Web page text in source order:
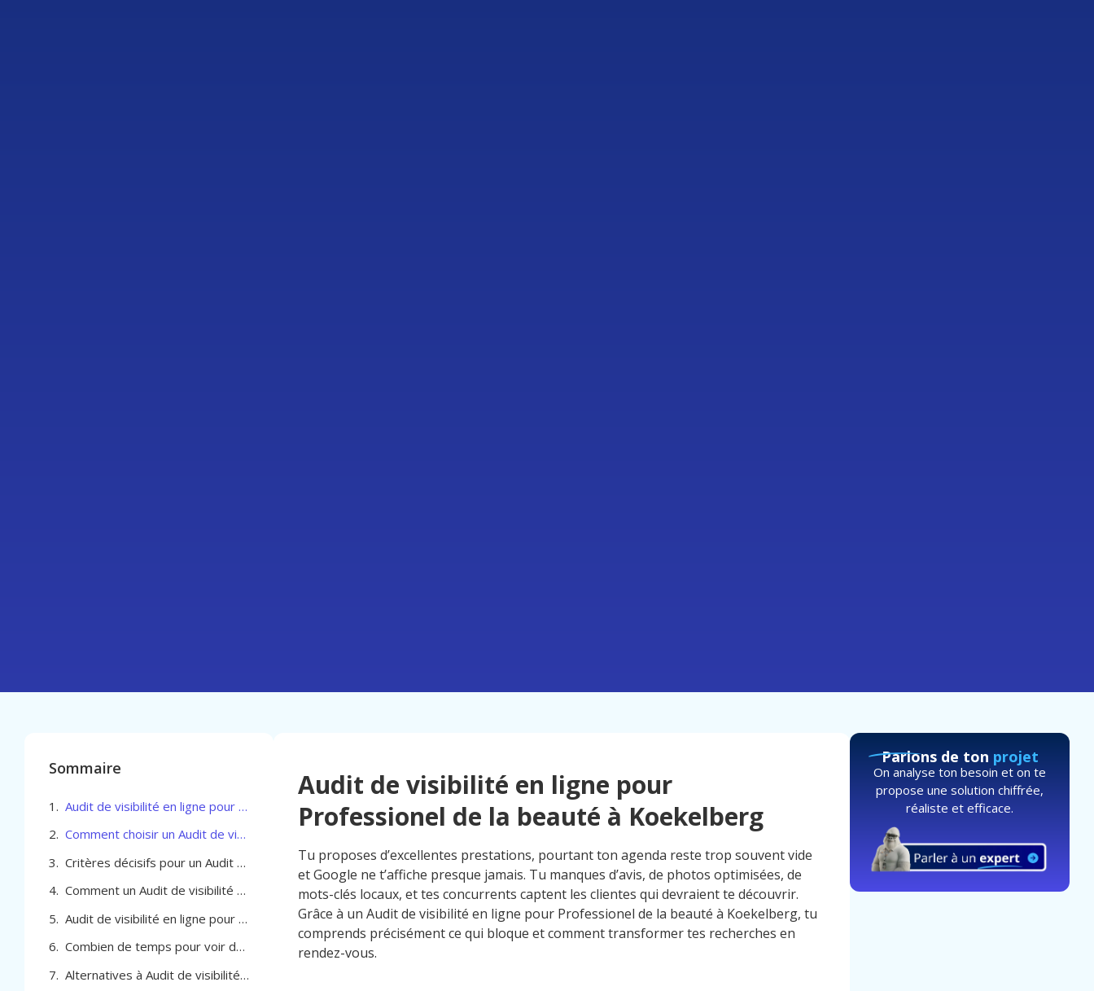
Sommaire
Audit de visibilité en ligne pour Professionel de la beauté à Koekelberg
Comment choisir un Audit de visibilité en ligne pour Professionel de la beauté à Koekelberg
Critères décisifs pour un Audit de visibilité en ligne pour Professionel de la beauté à Koekelberg
Comment un Audit de visibilité en ligne pour Professionel de la beauté à Koekelberg peut-il générer des résultats mesurables
Audit de visibilité en ligne pour Professionel de la beauté à Koekelberg
Combien de temps pour voir des résultats avec un audit de visibilité en ligne
Alternatives à Audit de visibilité en ligne pour Professionel de la beauté à Koekelberg
Audit de visibilité en ligne pour
Professionel de la beauté à Koekelberg
Tu proposes d’excellentes prestations, pourtant ton agenda reste trop souvent vide
et Google ne t’affiche presque jamais. Tu manques d’avis, de photos optimisées, de
mots-clés locaux, et tes concurrents captent les clientes qui devraient te découvrir.
Grâce à un Audit de visibilité en ligne pour Professionel de la beauté à Koekelberg, tu
comprends précisément ce qui bloque et comment transformer tes recherches en
rendez-vous.
Parlons de ton projet
On analyse ton besoin et on te
propose une solution chiffrée,
réaliste et efficace.